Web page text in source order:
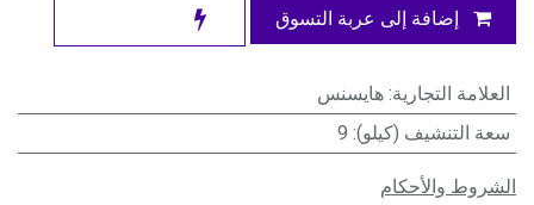
إضافة إلى عربة التسوق
العلامة التجارية: هايسنس
سعة التنشيف (كيلو):
9
الشروط والأحكام